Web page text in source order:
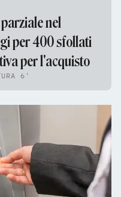
nel
per 400 sfollati
per l'acquisto
6'